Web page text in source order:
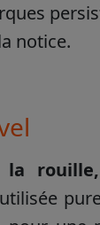
notice.
la